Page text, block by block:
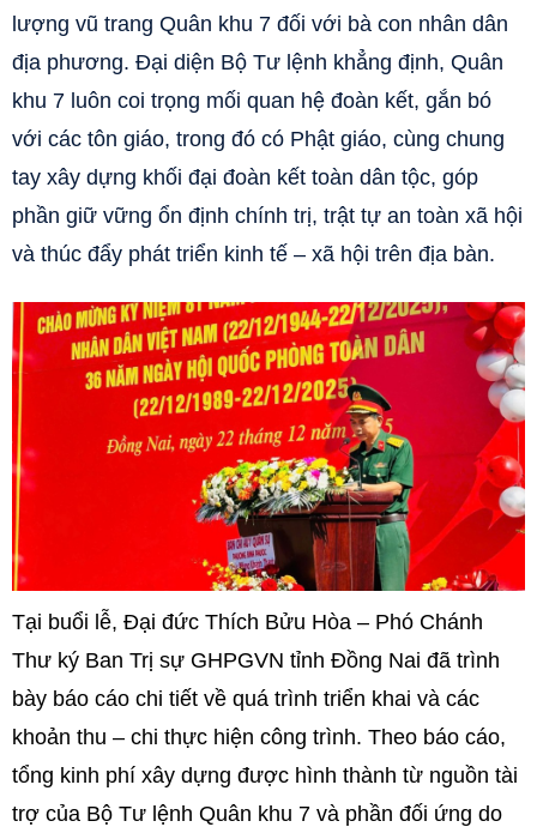
lượng vũ trang Quân khu 7 đối với bà con nhân dân
địa phương. Đại diện Bộ Tư lệnh khẳng định, Quân
khu 7 luôn coi trọng mối quan hệ đoàn kết, gắn bó
với các tôn giáo, trong đó có Phật giáo, cùng chung
tay xây dựng khối đại đoàn kết toàn dân tộc, góp
phần giữ vững ổn định chính trị, trật tự an toàn xã hội
và thúc đẩy phát triển kinh tế – xã hội trên địa bàn.
Tại buổi lễ, Đại đức Thích Bửu Hòa – Phó Chánh
Thư ký Ban Trị sự GHPGVN tỉnh Đồng Nai đã trình
bày báo cáo chi tiết về quá trình triển khai và các
khoản thu – chi thực hiện công trình. Theo báo cáo,
tổng kinh phí xây dựng được hình thành từ nguồn tài
trợ của Bộ Tư lệnh Quân khu 7 và phần đối ứng do